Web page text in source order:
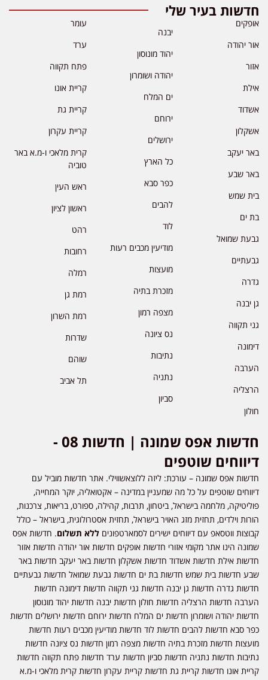
חדשות בעיר שלי
אופקים
אור יהודה
אזור
אילת
אשדוד
אשקלון
באר יעקב
באר שבע
בית שמש
בת ים
גבעת שמואל
גבעתיים
גדרה
גן יבנה
גני תקווה
דימונה
הערבה
הרצליה
חולון
יבנה
יהוד מונוסון
יהודה ושומרון
ים המלח
ירוחם
ירושלים
כל הארץ
כפר סבא
להבים
לוד
מודיעין מכבים רעות
מועצות
מזכרת בתיה
מצפה רמון
נס ציונה
נתיבות
נתניה
סביון
עומר
ערד
פתח תקווה
קריית אונו
קריית גת
קריית עקרון
קרית מלאכי ו-מ.א באר
טוביה
ראש העין
ראשון לציון
רהט
רחובות
רמלה
רמת גן
רמת השרון
שדרות
שוהם
תל אביב
חדשות אפס שמונה | חדשות 08 -
דיווחים שוטפים
חדשות אפס שמונה – עורכת: ליזה ללוצאשווילי. אתר חדשות מוביל עם
דיווחים שוטפים על כל מה שמעניין במדינה – אקטואליה, יוקר המחייה,
פוליטיקה, מלחמה בישראל, ביטחון, תרבות, קהילה, ספורט, בריאות, צרכנות,
הורות וילדים, תחזית מזג האויר בישראל, תחזית אסטרולוגית, בישראל – כולל
קבוצות ווטסאפ עם דיווחים ישירים לסמארטפונים ללא תשלום. חדשות אפס
שמונה הינו אתר מקומי אזורי חדשות אופקים חדשות אור יהודה חדשות אזור
חדשות אילת חדשות אשדוד חדשות אשקלון חדשות באר יעקב חדשות באר
שבע חדשות בית שמש חדשות בת ים חדשות גבעת שמואל חדשות גבעתיים
חדשות גדרה חדשות גן יבנה חדשות גני תקווה חדשות דימונה חדשות
הערבה חדשות הרצליה חדשות חולון חדשות יבנה חדשות יהוד מונוסון
חדשות יהודה ושומרון חדשות ים המלח חדשות ירוחם חדשות ירושלים חדשות
כפר סבא חדשות להבים חדשות לוד חדשות מודיעין מכבים רעות חדשות
מועצות חדשות מזכרת בתיה חדשות מצפה רמון חדשות נס ציונה חדשות
נתיבות חדשות נתניה חדשות סביון חדשות ערד חדשות פתח תקווה חדשות
קריית אונו חדשות קריית גת חדשות קריית עקרון חדשות קרית מלאכי ו-מ.א